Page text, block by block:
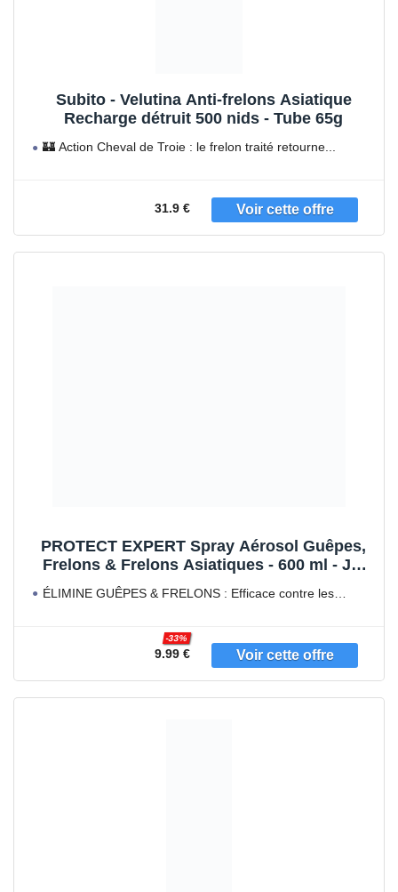
Subito - Velutina Anti-frelons Asiatique
Recharge détruit 500 nids - Tube 65g
🏰 Action Cheval de Troie : le frelon traité retourne
31.9 €
PROTECT EXPERT Spray Aérosol Guêpes,
Frelons & Frelons Asiatiques - 600 ml - Jet
Longue Portée 6m - Efficace Sur Les Nids -
Action Choc & Foudroyante - GUEP600N
ÉLIMINE GUÊPES & FRELONS : Efficace contre les
9.99 €
-33%